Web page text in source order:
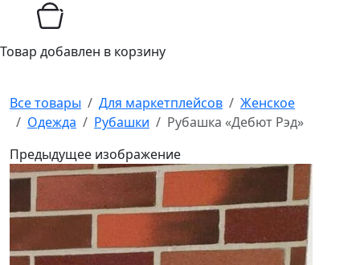
Товар добавлен в корзину
Все товары Для маркетплейсов
Женское
Одежда
Рубашки
Рубашка «Дебют Рэд»
Предыдущее изображение